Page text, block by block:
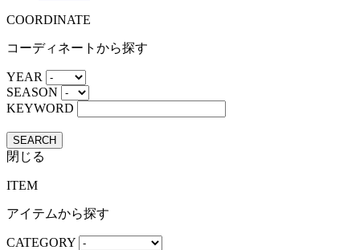
COORDINATE
コーディネートから探す
YEAR
SEASON
KEYWORD
SEARCH
閉じる
ITEM
アイテムから探す
CATEGORY